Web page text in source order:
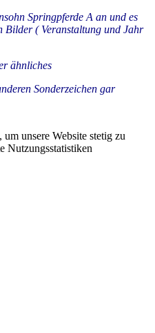
Springpferde A an und es
Bilder ( Veranstaltung und Jahr
ähnliches
Sonderzeichen gar
unsere Website stetig zu
Nutzungsstatistiken